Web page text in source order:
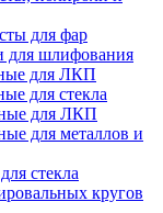
для фар
для шлифования
для ЛКП
для стекла
для ЛКП
для металлов и
стекла
кругов